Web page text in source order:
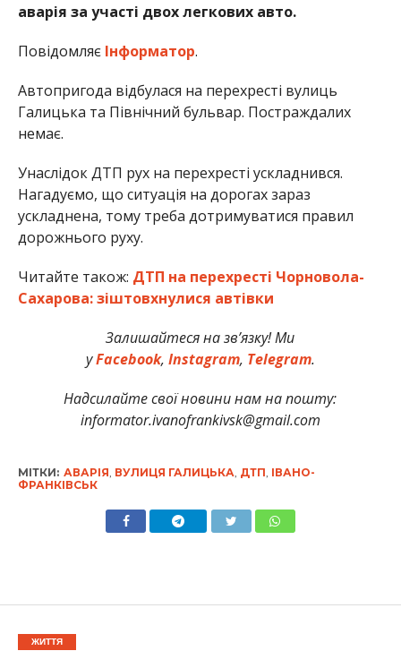
аварія за участі двох легкових авто.
Повідомляє Інформатор.
Автопригода відбулася на перехресті вулиць
Галицька та Північний бульвар. Постраждалих
немає.
Унаслідок ДТП рух на перехресті ускладнився.
Нагадуємо, що ситуація на дорогах зараз
ускладнена, тому треба дотримуватися правил
дорожнього руху.
Читайте також: ДТП на перехресті Чорновола-
Сахарова: зіштовхнулися автівки
Залишайтеся на зв’язку! Ми
уFacebook, Instagram, Telegram.
Надсилайте свої новини нам на пошту:
informator.ivanofrankivsk@gmail.com
МІТКИ: АВАРІЯ ВУЛИЦЯ ГАЛИЦЬКА ДТП ІВАНО-
ФРАНКІВСЬК
ЖИТТЯ